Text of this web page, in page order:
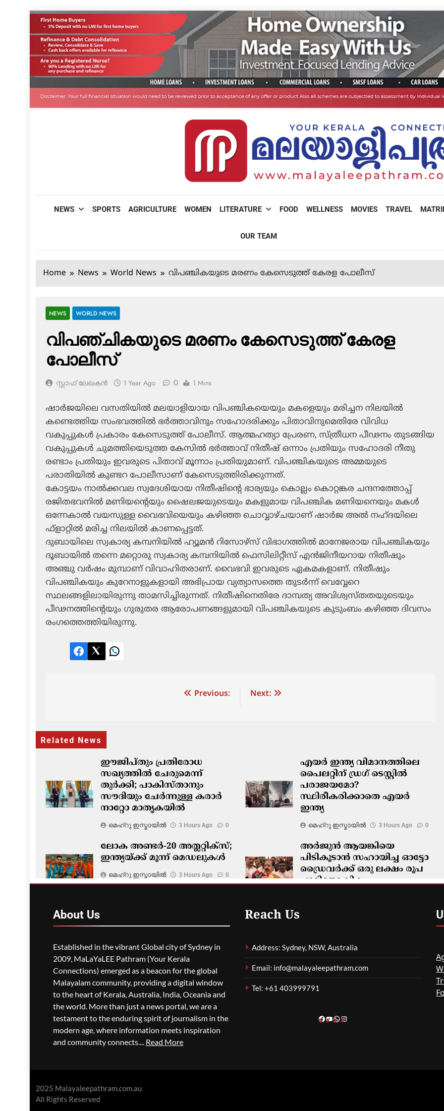
Skip
content
NEWS SPORTS AGRICULTURE WOMEN LITERATURE FOOD WELLNESS MOVIES TRAVEL
OUR TEAM
Home News World News വിപഞ്ചികയുടെ മരണം കേസെടുത്ത് കേരള പോലീസ്
NEWS WORLD NEWS
വിപഞ്ചികയുടെ മരണം കേസെടുത്ത് കേരള
പോലീസ്
സ്റ്റാഫ് ലേഖകൻ 1 Year Ago 0 1 Mins
ഷാര്‍ജയിലെ വസതിയില്‍ മലയാളിയായ വിപഞ്ചികയെയും മകളെയും മരിച്ചന നിലയില്‍
കണ്ടെത്തിയ സംഭവത്തില്‍ ഭര്‍ത്താവിനും സഹോദരിക്കും പിതാവിനുമെതിരേ വിവിധ
വകുപ്പുകള്‍ പ്രകാരം കേസെടുത്ത് പോലീസ്. ആത്മഹത്യാ പ്രേരണ, സ്ത്രീധന പീഢനം തുടങ്ങിയ
വകുപ്പുകള്‍ ചുമത്തിയെടുത്ത കേസില്‍ ഭര്‍ത്താവ് നിതീഷ് ഒന്നാം പ്രതിയും സഹോദരി നീതു
രണ്ടാം പ്രതിയും ഇവരുടെ പിതാവ് മൂന്നാം പ്രതിയുമാണ്. വിപഞ്ചികയുടെ അമ്മയുടെ
പരാതിയില്‍ കുണ്ടറ പോലീസാണ് കേസെടുത്തിരിക്കുന്നത്.
കോട്ടയം നാല്‍ക്കവല സ്വദേശിയായ നിതീഷിന്റെ ഭാര്യയും കൊല്ലം കൊറ്റങ്കര ചന്ദനത്തോപ്പ്
രജിതഭവനില്‍ മണിയന്റെയും ഷൈലജയുടെയും മകളുമായ വിപഞ്ചിക മണിയനെയും മകള്‍
ഒന്നേകാല്‍ വയസുള്ള വൈഭവിയെയും കഴിഞ്ഞ ചൊവ്വാഴ്ചയാണ് ഷാര്‍ജ അല്‍ നഹ്ദയിലെ
ഫ്‌ളാറ്റില്‍ മരിച്ച നിലയില്‍ കാണപ്പെട്ടത്.
ദുബായിലെ സ്വകാര്യ കമ്പനിയില്‍ ഹ്യൂമന്‍ റിസോഴ്‌സ് വിഭാഗത്തില്‍ മാനേജരായ വിപഞ്ചികയും
ദൂബായില്‍ തന്നെ മറ്റൊരു സ്വകാര്യ കമ്പനിയില്‍ ഫെസിലിറ്റീസ് എന്‍ജിനീയറായ നിതീഷും
അഞ്ചു വര്‍ഷം മുമ്പാണ് വിവാഹിതരാണ്. വൈഭവി ഇവരുടെ ഏകമകളാണ്. നിതീഷും
വിപഞ്ചികയും കുറേനാളുകളായി അഭിപ്രായ വ്യത്യാസത്തെ തുടര്‍ന്ന് വെവ്വേറെ
സ്ഥലങ്ങളിലായിരുന്നു താമസിച്ചിരുന്നത്. നിതീഷിനെതിരേ ദാമ്പത്യ അവിശ്വസ്തതയുടെയും
പീഢനത്തിന്റെയും ഗുരുതര ആരോപണങ്ങളുമായി വിപഞ്ചികയുടെ കുടുംബം കഴിഞ്ഞ ദിവസം
രംഗത്തെത്തിയിരുന്നു.
Facebook
TwitterLinkedIn
Previous: Next:
Related News
ഈജിപ്തും പ്രതിരോധ
സഖ്യത്തിൽ ചേരുമെന്ന്
തുർക്കി; പാകിസ്താനും
സൗദിയും ചേർന്നുള്ള കരാർ
നാറ്റോ മാതൃകയിൽ
മെഹ്റു ഇസ്മായില്‍ 3 Hours Ago 0
എയർ ഇന്ത്യ വിമാനത്തിലെ
പൈലറ്റിന് ഡ്രഗ് ടെസ്റ്റിൽ
പരാജയമോ?
സ്ഥിരീകരിക്കാതെ എയർ
ഇന്ത്യ
മെഹ്റു ഇസ്മായില്‍ 3 Hours Ago 0
ലോക അണ്ടർ-20 അത്ലറ്റിക്സ്;
ഇന്ത്യയ്ക്ക് മൂന്ന് മെഡലുകൾ
മെഹ്റു ഇസ്മായില്‍ 3 Hours Ago 0
അർജുൻ ആയങ്കിയെ
പിടികൂടാൻ സഹായിച്ച ഓട്ടോ
ഡ്രൈവർക്ക് ഒരു ലക്ഷം രൂപ
പാരിതോഷികം
About Us
Established in the vibrant Global city of Sydney in
2009, MaLaYaLEE Pathram (Your Kerala
Connections) emerged as a beacon for the global
Malayalam community, providing a digital window
to the heart of Kerala, Australia, India, Oceania and
the world. More than just a news portal, we are a
testament to the enduring spirit of journalism in the
modern age, where information meets inspiration
and community connects.... Read More
Reach Us
Address: Sydney, NSW, Australia
Email: info@malayaleepathram.com
Tel: +61 403999791
Facebook
YouTube
WhatsApp
Instagram
2025 Malayaleepathram.com.au
All Rights Reserved